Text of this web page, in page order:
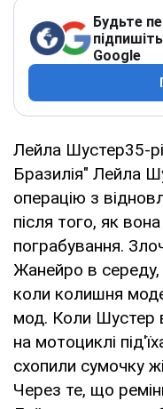
Будьте
Google
Лейла Шустер35-
Бразилія" Лейла
операцію з
після того, як
пограбування.
Жанейро в середу,
коли колишня
мод. Коли Шустер
на мотоциклі
схопили сумочку
Через те, що